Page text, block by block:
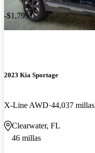
-$1,799
2023 Kia Sportage
X-Line AWD 44,037 millas
Clearwater, FL
46 millas